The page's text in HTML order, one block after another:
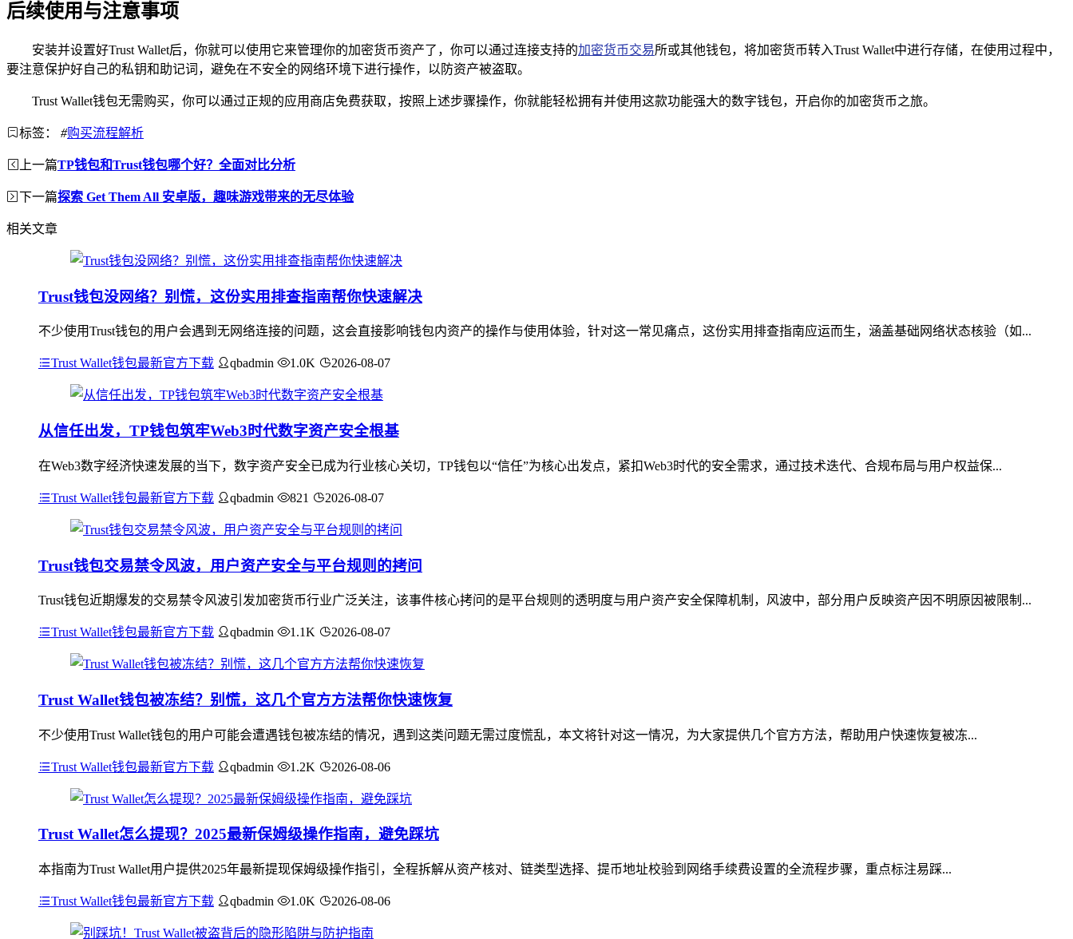
后续使用与注意事项
安装并设置好Trust Wallet后，你就可以使用它来管理你的加密货币资产了，你可以通过连接支持的加密货币交易所或其他钱包，将加密货币转入Trust Wallet中进行存储，在使用过程中，
要注意保护好自己的私钥和助记词，避免在不安全的网络环境下进行操作，以防资产被盗取。
Trust Wallet钱包无需购买，你可以通过正规的应用商店免费获取，按照上述步骤操作，你就能轻松拥有并使用这款功能强大的数字钱包，开启你的加密货币之旅。
标签： #购买流程解析
上一篇TP钱包和Trust钱包哪个好？全面对比分析
下一篇探索 Get Them All 安卓版，趣味游戏带来的无尽体验
相关文章
Trust钱包没网络？别慌，这份实用排查指南帮你快速解决
不少使用Trust钱包的用户会遇到无网络连接的问题，这会直接影响钱包内资产的操作与使用体验，针对这一常见痛点，这份实用排查指南应运而生，涵盖基础网络状态核验（如...
Trust Wallet钱包最新官方下载 qbadmin 1.0K 2026-08-07
从信任出发，TP钱包筑牢Web3时代数字资产安全根基
在Web3数字经济快速发展的当下，数字资产安全已成为行业核心关切，TP钱包以“信任”为核心出发点，紧扣Web3时代的安全需求，通过技术迭代、合规布局与用户权益保...
Trust Wallet钱包最新官方下载 qbadmin 821 2026-08-07
Trust钱包交易禁令风波，用户资产安全与平台规则的拷问
Trust钱包近期爆发的交易禁令风波引发加密货币行业广泛关注，该事件核心拷问的是平台规则的透明度与用户资产安全保障机制，风波中，部分用户反映资产因不明原因被限制...
Trust Wallet钱包最新官方下载 qbadmin 1.1K 2026-08-07
Trust Wallet钱包被冻结？别慌，这几个官方方法帮你快速恢复
不少使用Trust Wallet钱包的用户可能会遭遇钱包被冻结的情况，遇到这类问题无需过度慌乱，本文将针对这一情况，为大家提供几个官方方法，帮助用户快速恢复被冻...
Trust Wallet钱包最新官方下载 qbadmin 1.2K 2026-08-06
Trust Wallet怎么提现？2025最新保姆级操作指南，避免踩坑
本指南为Trust Wallet用户提供2025年最新提现保姆级操作指引，全程拆解从资产核对、链类型选择、提币地址校验到网络手续费设置的全流程步骤，重点标注易踩...
Trust Wallet钱包最新官方下载 qbadmin 1.0K 2026-08-06